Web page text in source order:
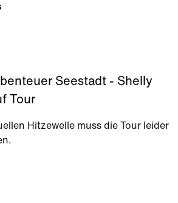
Seestadt - Shelly
Tour
Hitzewelle muss die Tour leider